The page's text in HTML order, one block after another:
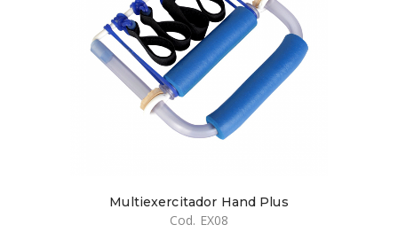
Multiexercitador Hand Plus
Cod. EX08